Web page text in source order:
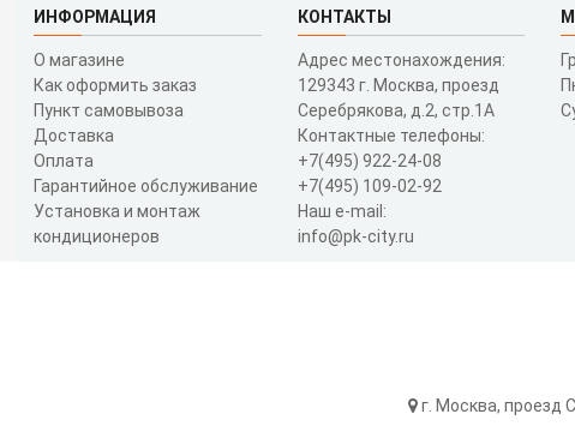
ИНФОРМАЦИЯ
О магазине
Как оформить заказ
Пункт самовывоза
Доставка
Оплата
Гарантийное обслуживание
Установка и монтаж
кондиционеров
КОНТАКТЫ
Адрес местонахождения:
129343 г. Москва, проезд
Серебрякова, д.2, стр.1A
Контактные телефоны:
+7(495) 922-24-08
+7(495) 109-02-92
Наш e-mail:
info@pk-city.ru
г. Москва, проезд